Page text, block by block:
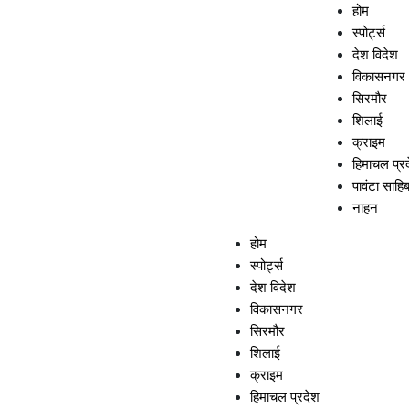
होम
स्पोर्ट्स
देश विदेश
विकासनगर
सिरमौर
शिलाई
क्राइम
हिमाचल
पावंटा साहिब
नाहन
होम
स्पोर्ट्स
देश विदेश
विकासनगर
सिरमौर
शिलाई
क्राइम
हिमाचल प्रदेश